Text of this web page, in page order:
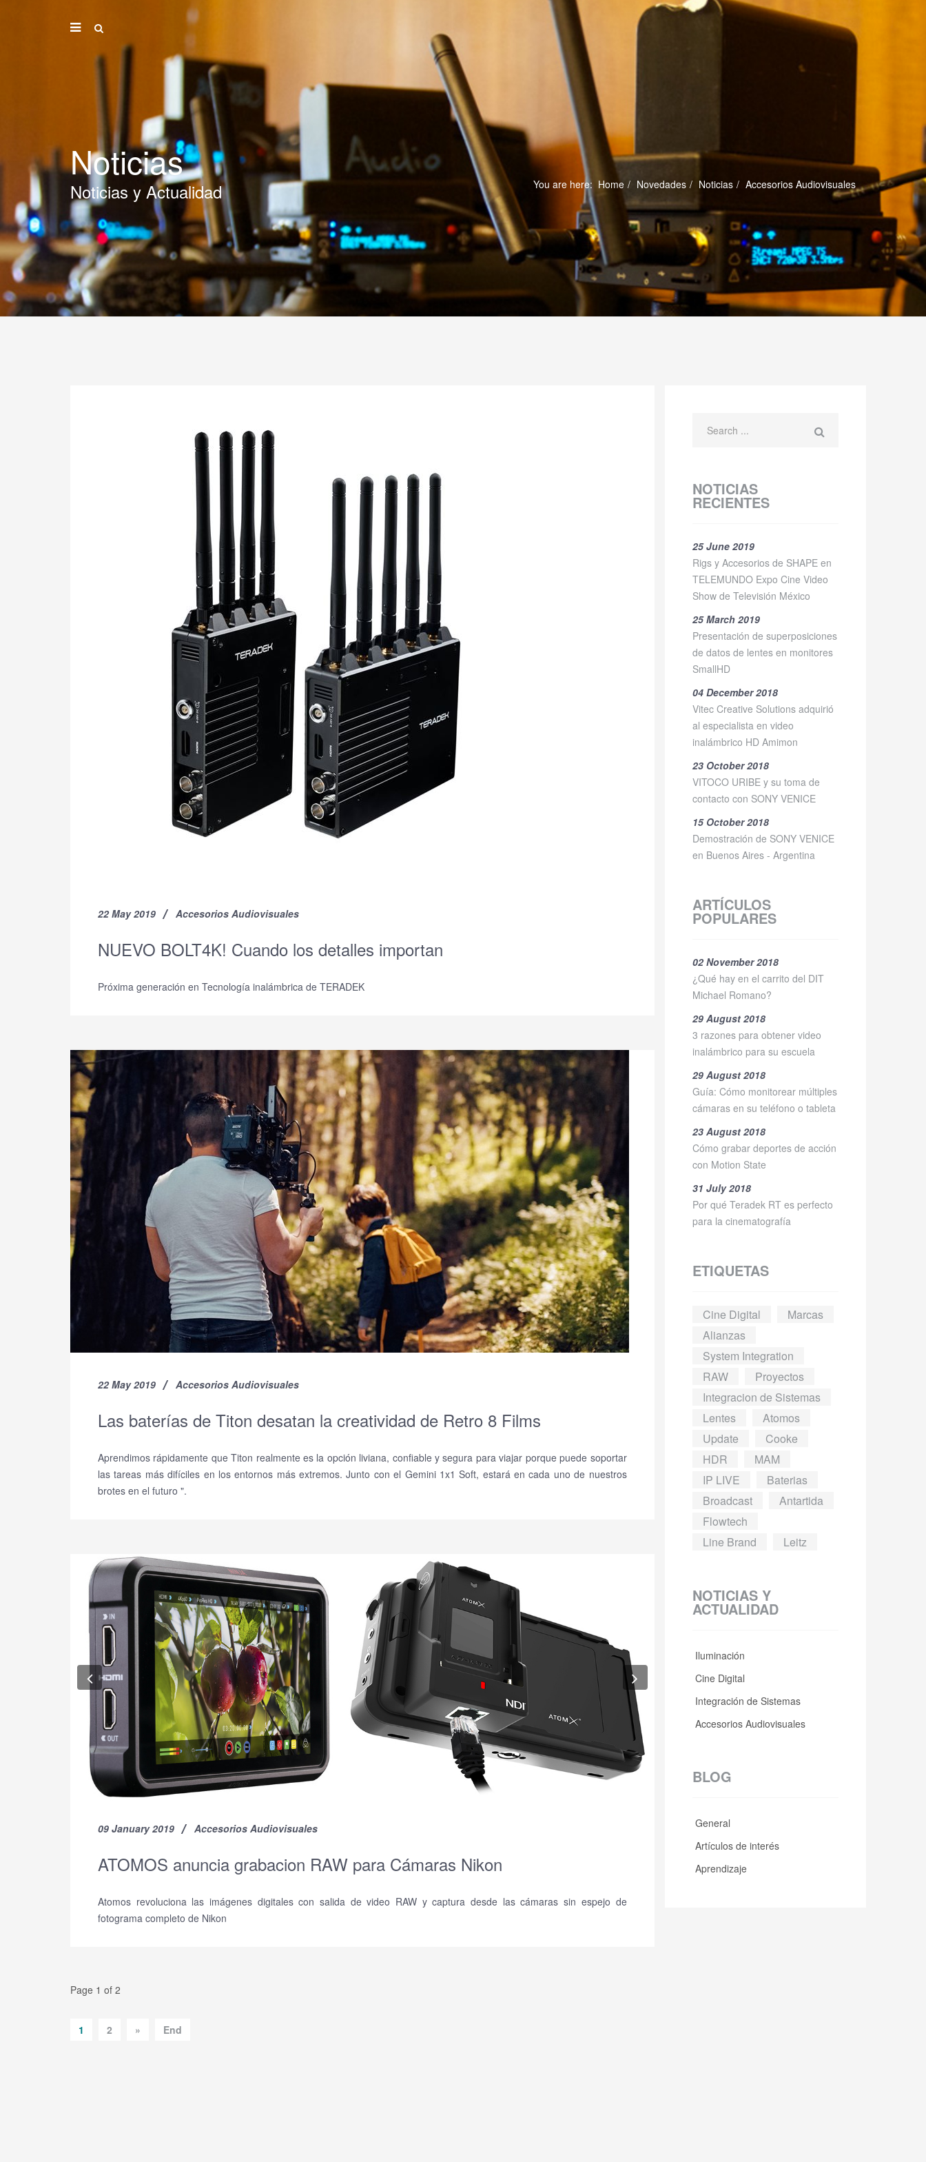
Noticias
Noticias y Actualidad You are here: Home Novedades Noticias Accesorios Audiovisuales
22 May 2019 Accesorios Audiovisuales
NUEVO BOLT4K! Cuando los detalles importan
Próxima generación en Tecnología inalámbrica de TERADEK
22 May 2019 Accesorios Audiovisuales
Las baterías de Titon desatan la creatividad de Retro 8 Films
Aprendimos rápidamente que Titon realmente es la opción liviana, confiable y segura para viajar porque puede soportar
las tareas más difíciles en los entornos más extremos. Junto con el Gemini 1x1 Soft, estará en cada uno de nuestros
brotes en el futuro ".
NOTICIAS
RECIENTES
25 June 2019
Rigs y Accesorios de SHAPE en
TELEMUNDO Expo Cine Video
Show de Televisión México
25 March 2019
Presentación de superposiciones
de datos de lentes en monitores
SmallHD
04 December 2018
Vitec Creative Solutions adquirió
al especialista en video
inalámbrico HD Amimon
23 October 2018
VITOCO URIBE y su toma de
contacto con SONY VENICE
15 October 2018
Demostración de SONY VENICE
en Buenos Aires - Argentina
ARTÍCULOS
POPULARES
02 November 2018
¿Qué hay en el carrito del DIT
Michael Romano?
29 August 2018
3 razones para obtener video
inalámbrico para su escuela
29 August 2018
Guía: Cómo monitorear múltiples
cámaras en su teléfono o tableta
23 August 2018
Cómo grabar deportes de acción
con Motion State
31 July 2018
Por qué Teradek RT es perfecto
para la cinematografía
ETIQUETAS
Cine Digital
Marcas
Alianzas
System Integration
RAW
Proyectos
Integracion de Sistemas
Lentes
Atomos
Update
Cooke
HDR
MAM
IP LIVE
Baterias
Broadcast
Antartida
Flowtech
Line Brand
Leitz
NOTICIAS Y
ACTUALIDAD
Iluminación
Cine Digital
Integración de Sistemas
Accesorios Audiovisuales
BLOG
General
Artículos de interés
Aprendizaje